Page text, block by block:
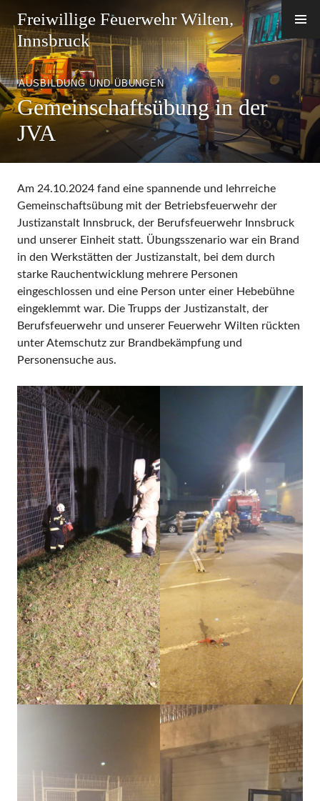
Inhalt
springen
Freiwillige Feuerwehr Wilten,
Innsbruck
AUSBILDUNG UND ÜBUNGEN
Gemeinschaftsübung in der
JVA
Am 24.10.2024 fand eine spannende und lehrreiche
Gemeinschaftsübung mit der Betriebsfeuerwehr der
Justizanstalt Innsbruck, der Berufsfeuerwehr Innsbruck
und unserer Einheit statt. Übungsszenario war ein Brand
in den Werkstätten der Justizanstalt, bei dem durch
starke Rauchentwicklung mehrere Personen
eingeschlossen und eine Person unter einer Hebebühne
eingeklemmt war. Die Trupps der Justizanstalt, der
Berufsfeuerwehr und unserer Feuerwehr Wilten rückten
unter Atemschutz zur Brandbekämpfung und
Personensuche aus.